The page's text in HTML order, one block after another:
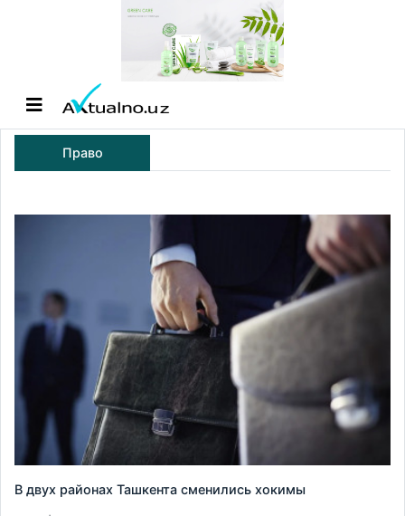
Право
В двух районах Ташкента сменились хокимы